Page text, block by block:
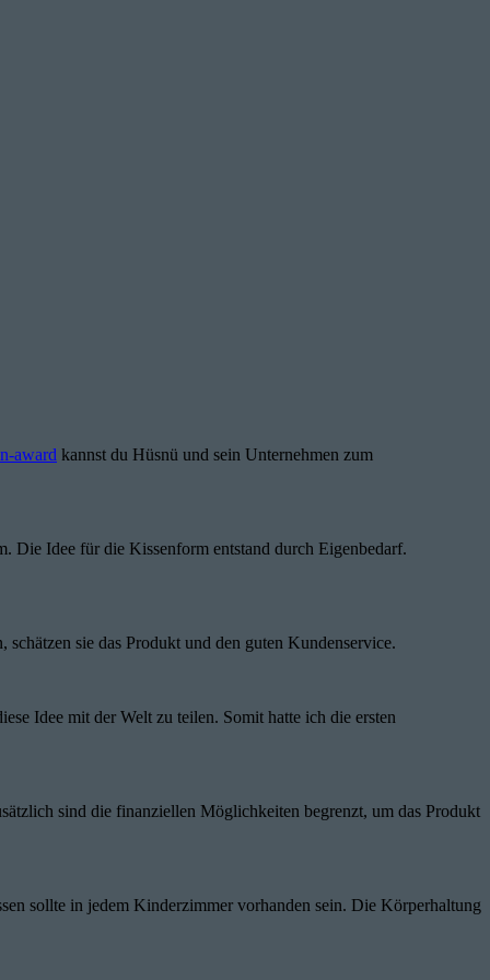
award kannst du Hüsnü und sein Unternehmen zum
Die Idee für die Kissenform entstand durch Eigenbedarf.
sie das Produkt und den guten Kundenservice.
Idee mit der Welt zu teilen. Somit hatte ich die ersten
sind die finanziellen Möglichkeiten begrenzt, um das Produkt
sollte in jedem Kinderzimmer vorhanden sein. Die Körperhaltung